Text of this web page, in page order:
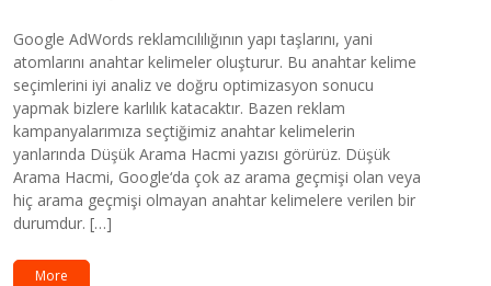
Google AdWords reklamcılılığının yapı taşlarını, yani
atomlarını anahtar kelimeler oluşturur. Bu anahtar kelime
seçimlerini iyi analiz ve doğru optimizasyon sonucu
yapmak bizlere karlılık katacaktır. Bazen reklam
kampanyalarımıza seçtiğimiz anahtar kelimelerin
yanlarında Düşük Arama Hacmi yazısı görürüz. Düşük
Arama Hacmi, Google‘da çok az arama geçmişi olan veya
hiç arama geçmişi olmayan anahtar kelimelere verilen bir
durumdur. […]
More